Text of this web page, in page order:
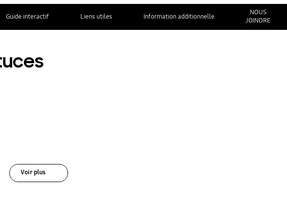
Guide interactif Liens utiles Information additionnelle
NOUS
JOINDRE
Voir plus